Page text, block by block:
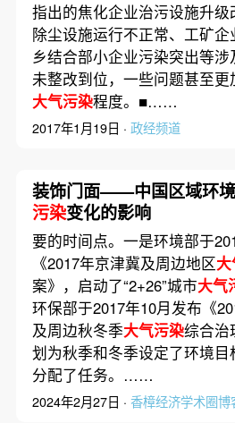
指出的焦化企业治污设施升
除尘设施运行不正常、工矿
乡结合部小企业污染突出等涉
未整改到位，一些问题甚至
大气污染程度。■……
2017年1月19日 · 政经频道
装饰门面——中国区域环
污染变化的影响
要的时间点。一是环境部于
《2017年京津冀及周边地区
案》，启动了“2+26”城市大气
环保部于2017年10月发布《
及周边秋冬季大气污染综合治
划为秋季和冬季设定了环境目
分配了任务。……
2024年2月27日 · 香樟经济学术圈博